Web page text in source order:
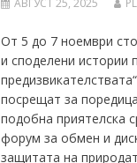
АВГУСТ 25, 2025
От 5 до 7 ноември
и споделени истории
посрещат за
подобна приятелска
форум за обмен и
защитата на